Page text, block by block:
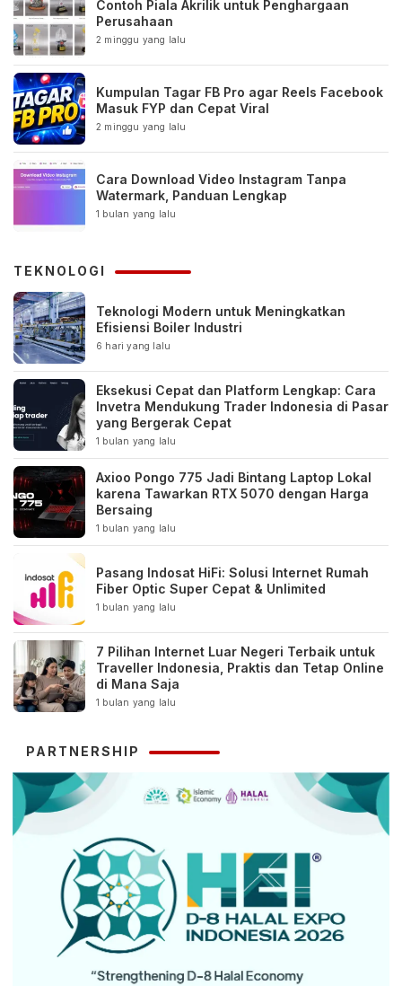
Contoh Piala Akrilik untuk Penghargaan
Perusahaan
2 minggu yang lalu
Kumpulan Tagar FB Pro agar Reels Facebook
Masuk FYP dan Cepat Viral
2 minggu yang lalu
Cara Download Video Instagram Tanpa
Watermark, Panduan Lengkap
1 bulan yang lalu
TEKNOLOGI
Teknologi Modern untuk Meningkatkan
Efisiensi Boiler Industri
6 hari yang lalu
Eksekusi Cepat dan Platform Lengkap: Cara
Invetra Mendukung Trader Indonesia di Pasar
yang Bergerak Cepat
1 bulan yang lalu
Axioo Pongo 775 Jadi Bintang Laptop Lokal
karena Tawarkan RTX 5070 dengan Harga
Bersaing
1 bulan yang lalu
Pasang Indosat HiFi: Solusi Internet Rumah
Fiber Optic Super Cepat & Unlimited
1 bulan yang lalu
7 Pilihan Internet Luar Negeri Terbaik untuk
Traveller Indonesia, Praktis dan Tetap Online
di Mana Saja
1 bulan yang lalu
PARTNERSHIP